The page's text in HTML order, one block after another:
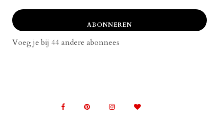
ABONNEREN
Voeg je bij 44 andere abonnees